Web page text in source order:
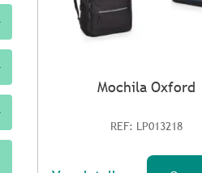
Mochila Oxford
REF: LP013218